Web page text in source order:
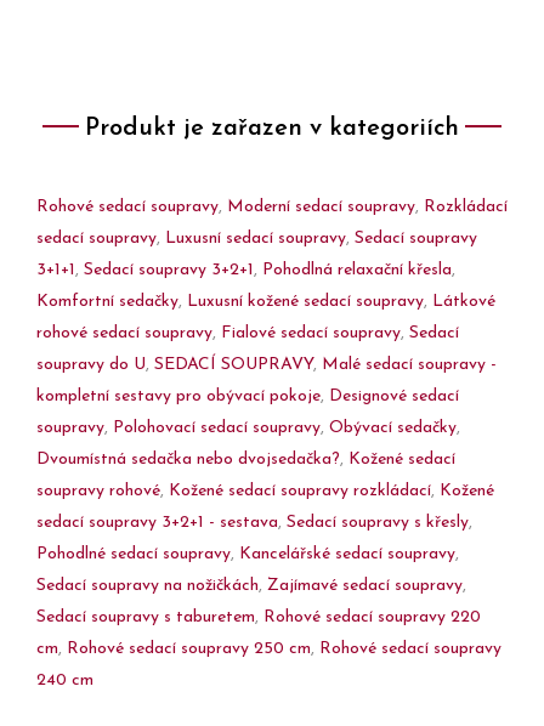
Produkt je zařazen v kategoriích
Rohové sedací soupravy, Moderní sedací soupravy, Rozkládací
sedací soupravy, Luxusní sedací soupravy, Sedací soupravy
3+1+1 , Sedací soupravy 3+2+1 , Pohodlná relaxační křesla,
Komfortní sedačky, Luxusní kožené sedací soupravy, Látkové
rohové sedací soupravy, Fialové sedací soupravy, Sedací
soupravy do U, SEDACÍ SOUPRAVY, Malé sedací soupravy -
kompletní sestavy pro obývací pokoje, Designové sedací
soupravy, Polohovací sedací soupravy, Obývací sedačky,
Dvoumístná sedačka nebo dvojsedačka?, Kožené sedací
soupravy rohové, Kožené sedací soupravy rozkládací, Kožené
sedací soupravy 3+2+1 - sestava, Sedací soupravy s křesly,
Pohodlné sedací soupravy, Kancelářské sedací soupravy,
Sedací soupravy na nožičkách, Zajímavé sedací soupravy,
Sedací soupravy s taburetem, Rohové sedací soupravy 220
cm, Rohové sedací soupravy 250 cm, Rohové sedací soupravy
240 cm